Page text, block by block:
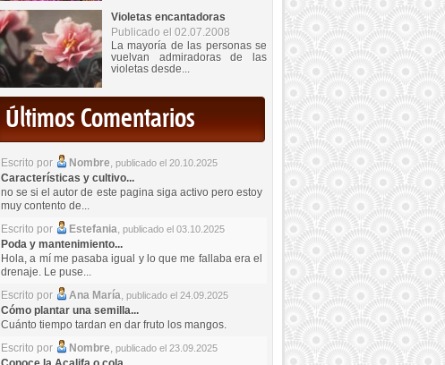
Violetas encantadoras
Publicado el 02.07.2008
La mayoría de las personas se
vuelvan admiradoras de las
violetas desde...
Últimos Comentarios
Escrito por Nombre, publicado el 20.10.2025
Características y cultivo...
no se si el autor de este pagina siga activo pero estoy
muy contento de...
Escrito por
Estefania, publicado el 03.10.2025
Poda y mantenimiento...
Hola, a mí me pasaba igual y lo que me fallaba era el
drenaje. Le puse...
Escrito por
Ana María, publicado el 24.09.2025
Cómo plantar una semilla...
Cuánto tiempo tardan en dar fruto los mangos.
Escrito por
Nombre, publicado el 23.09.2025